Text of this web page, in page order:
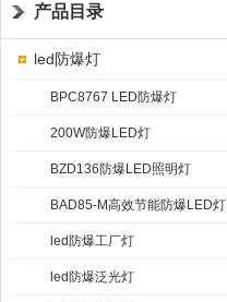
产品目录
led防爆灯
BPC8767 LED防爆灯
200W防爆LED灯
BZD136防爆LED照明灯
BAD85-M高效节能防爆LED灯
led防爆工厂灯
led防爆泛光灯